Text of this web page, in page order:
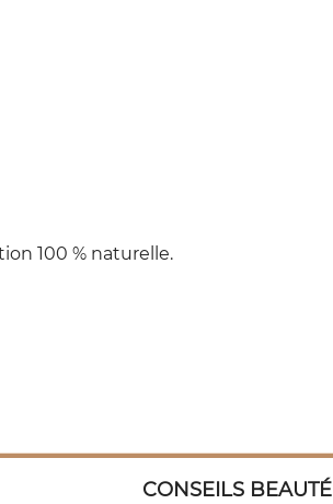
100 % naturelle.
CONSEILS BEAUTÉ